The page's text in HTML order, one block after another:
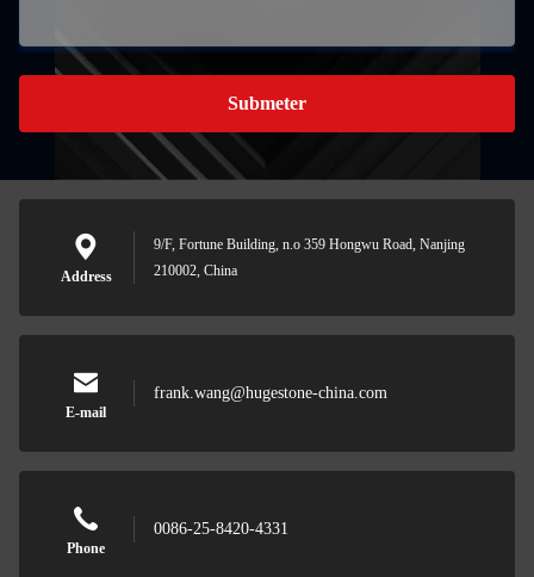
Submeter
Address
9/F, Fortune Building, n.o 359 Hongwu Road, Nanjing
210002, China
E-mail
frank.wang@hugestone-china.com
Phone
0086-25-8420-4331